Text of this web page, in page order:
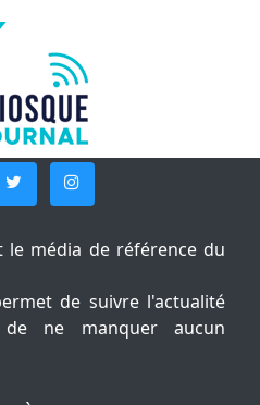
le média de référence du
de suivre l'actualité
ne manquer aucun